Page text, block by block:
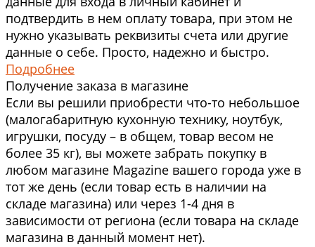
подтвердить в нем оплату товара, при этом не
нужно указывать реквизиты счета или другие
данные о себе. Просто, надежно и быстро.
Подробнее
Получение заказа в магазине
Если вы решили приобрести что-то небольшое
(малогабаритную кухонную технику, ноутбук,
игрушки, посуду – в общем, товар весом не
более 35 кг), вы можете забрать покупку в
любом магазине Magazine вашего города уже в
тот же день (если товар есть в наличии на
складе магазина) или через 1-4 дня в
зависимости от региона (если товара на складе
магазина в данный момент нет).